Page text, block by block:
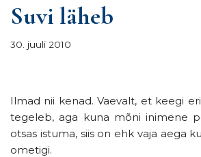
Suvi läheb
30. juuli 2010
Ilmad nii kenad. Vaevalt, et keegi
tegeleb, aga kuna mõni inimene
otsas istuma, siis on ehk vaja aega
ometigi.